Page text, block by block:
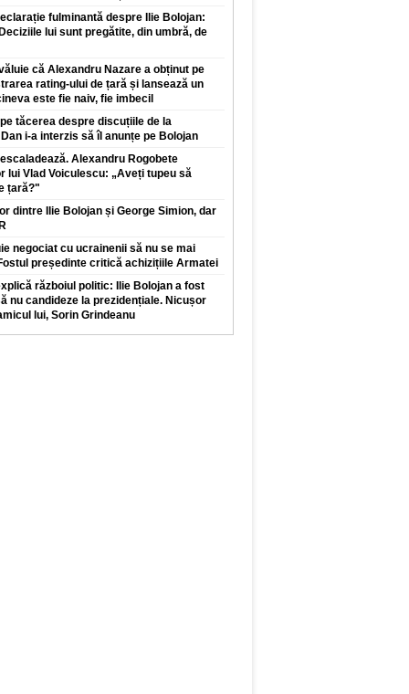
fulminantă despre Ilie Bolojan:
lui sunt pregătite, din umbră, de
că Alexandru Nazare a obținut pe
rating-ului de țară și lansează un
este fie naiv, fie imbecil
tăcerea despre discuțiile de la
i-a interzis să îl anunțe pe Bolojan
Alexandru Rogobete
lui Vlad Voiculescu: „Aveți tupeu să
țară?"
dintre Ilie Bolojan și George Simion, dar
negociat cu ucrainenii să nu se mai
președinte critică achizițiile Armatei
războiul politic: Ilie Bolojan a fost
nu candideze la prezidențiale. Nicușor
lui, Sorin Grindeanu